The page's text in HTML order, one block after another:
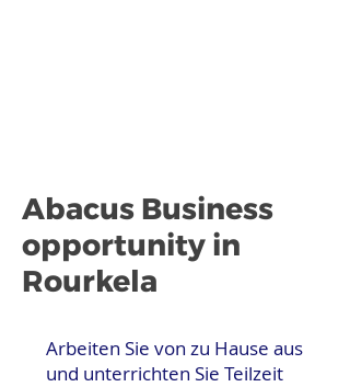
Abacus Business
opportunity in
Rourkela
Arbeiten Sie von zu Hause aus
und unterrichten Sie Teilzeit